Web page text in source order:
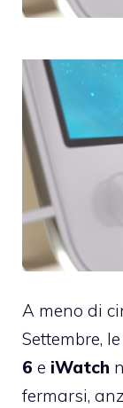
A meno di
Settembre,
6 e iWatch
fermarsi,